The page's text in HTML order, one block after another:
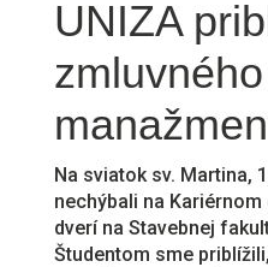
UNIZA
zmluvného
Na sviatok sv. Martina,
nechýbali na
dverí na Stavebnej
Študentom sme